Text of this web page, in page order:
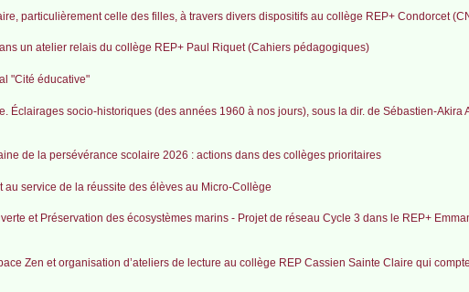
particulièrement celle des filles, à travers divers dispositifs au collège REP+ Condorcet
un atelier relais du collège REP+ Paul Riquet (Cahiers pédagogiques)
"Cité éducative"
Éclairages socio-historiques (des années 1960 à nos jours), sous la dir. de Sébastien-Akira
de la persévérance scolaire 2026 : actions dans des collèges prioritaires
au service de la réussite des élèves au Micro-Collège
et Préservation des écosystèmes marins - Projet de réseau Cycle 3 dans le REP+
Zen et organisation d’ateliers de lecture au collège REP Cassien Sainte Claire qui